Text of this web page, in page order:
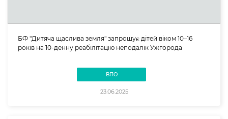
БФ "Дитяча щаслива земля" запрошує дітей віком 10–16
років на 10-денну реабілітацію неподалік Ужгорода
ВПО
23.06.2025